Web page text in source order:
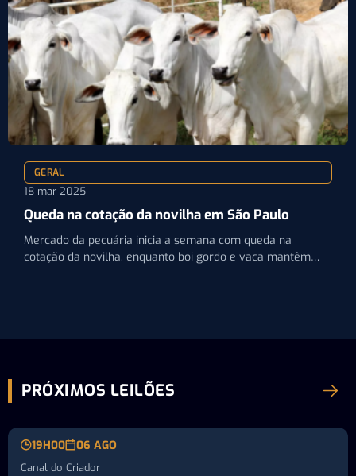
GERAL
18 mar 2025
Queda na cotação da novilha em São Paulo
Mercado da pecuária inicia a semana com queda na
cotação da novilha, enquanto boi gordo e vaca mantêm…
PRÓXIMOS LEILÕES
19H00 06 AGO
Canal do Criador